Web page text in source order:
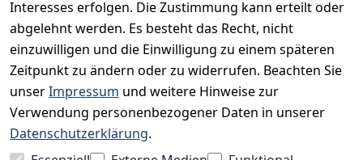
Interesses erfolgen. Die Zustimmung kann erteilt oder
abgelehnt werden. Es besteht das Recht, nicht
einzuwilligen und die Einwilligung zu einem späteren
Zeitpunkt zu ändern oder zu widerrufen. Beachten Sie
unserImpressum und weitere Hinweise zur
Verwendung personenbezogener Daten in unserer
Datenschutzerklärung.
Charity & Wohltätigkeit
BESUCHE UNS
BEQUEM BEZAHLEN MIT